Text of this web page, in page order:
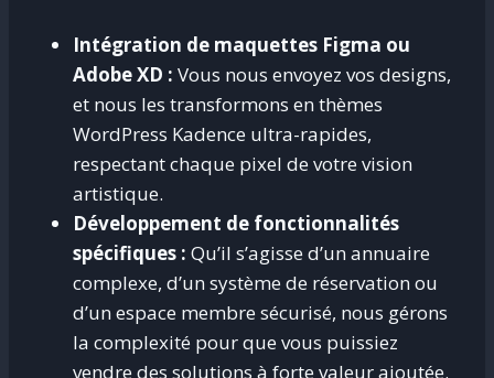
Intégration de maquettes Figma ou
Adobe XD : Vous nous envoyez vos designs,
et nous les transformons en thèmes
WordPress Kadence ultra-rapides,
respectant chaque pixel de votre vision
artistique.
Développement de fonctionnalités
spécifiques : Qu’il s’agisse d’un annuaire
complexe, d’un système de réservation ou
d’un espace membre sécurisé, nous gérons
la complexité pour que vous puissiez
vendre des solutions à forte valeur ajoutée.